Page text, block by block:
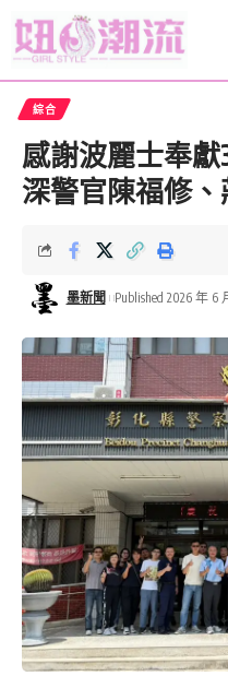
綜合
感謝波麗士奉
深警官陳福修
墨新聞 Published 2026 年 6